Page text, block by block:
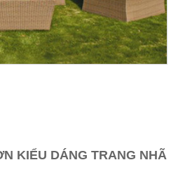
KIỂU DÁNG TRANG NHÃ